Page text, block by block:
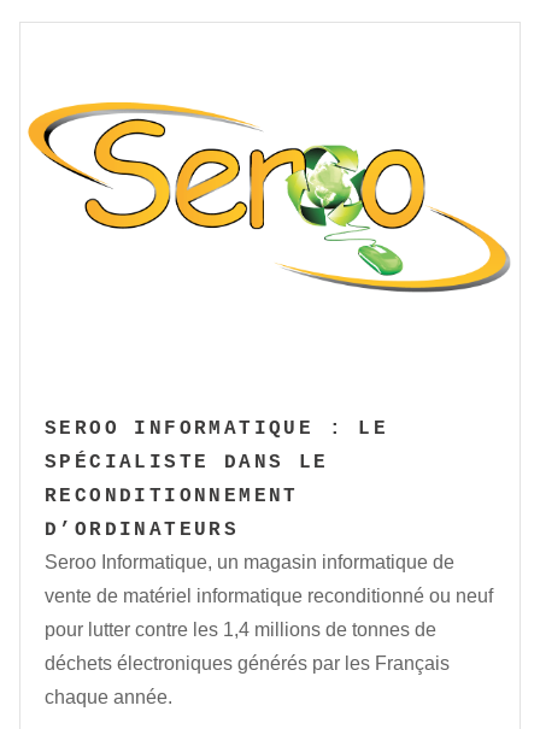
SEROO INFORMATIQUE : LE
SPÉCIALISTE DANS LE
RECONDITIONNEMENT
D’ORDINATEURS
Seroo Informatique, un magasin informatique de
vente de matériel informatique reconditionné ou neuf
pour lutter contre les 1,4 millions de tonnes de
déchets électroniques générés par les Français
chaque année.